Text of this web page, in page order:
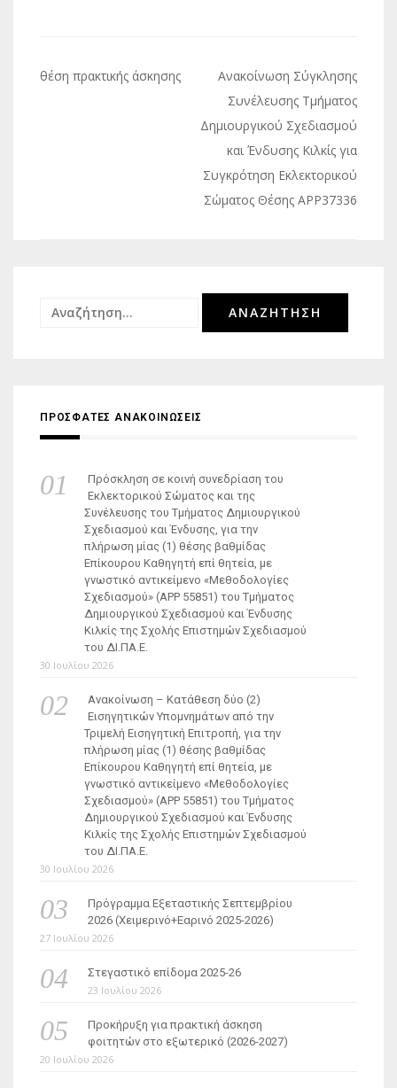
Πλοήγηση
θέση πρακτικής άσκησης
Ανακοίνωση Σύγκλησης
Συνέλευσης Τμήματος
Δημιουργικού Σχεδιασμού
και Ένδυσης Κιλκίς για
Συγκρότηση Εκλεκτορικού
Σώματος Θέσης ΑΡΡ37336
Αναζήτηση
ΠΡΟΣΦΑΤΕΣ ΑΝΑΚΟΙΝΩΣΕΙΣ
Πρόσκληση σε κοινή συνεδρίαση του
Εκλεκτορικού Σώματος και της
Συνέλευσης του Τμήματος Δημιουργικού
Σχεδιασμού και Ένδυσης, για την
πλήρωση μίας (1) θέσης βαθμίδας
Επίκουρου Καθηγητή επί θητεία, με
γνωστικό αντικείμενο «Μεθοδολογίες
Σχεδιασμού» (ΑΡΡ 55851) του Τμήματος
Δημιουργικού Σχεδιασμού και Ένδυσης
Κιλκίς της Σχολής Επιστημών Σχεδιασμού
του ΔΙ.ΠΑ.Ε.
30 Ιουλίου 2026
Ανακοίνωση – Κατάθεση δύο (2)
Εισηγητικών Υπομνημάτων από την
Τριμελή Εισηγητική Επιτροπή, για την
πλήρωση μίας (1) θέσης βαθμίδας
Επίκουρου Καθηγητή επί θητεία, με
γνωστικό αντικείμενο «Μεθοδολογίες
Σχεδιασμού» (ΑΡΡ 55851) του Τμήματος
Δημιουργικού Σχεδιασμού και Ένδυσης
Κιλκίς της Σχολής Επιστημών Σχεδιασμού
του ΔΙ.ΠΑ.Ε.
30 Ιουλίου 2026
Πρόγραμμα Εξεταστικής Σεπτεμβρίου
2026 (Χειμερινό+Εαρινό 2025-2026)
27 Ιουλίου 2026
Στεγαστικό επίδομα 2025-26
23 Ιουλίου 2026
Προκήρυξη για πρακτική άσκηση
φοιτητών στο εξωτερικό (2026-2027)
20 Ιουλίου 2026